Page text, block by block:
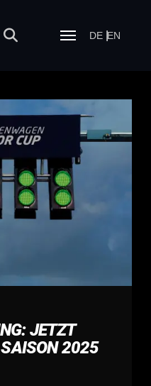
DE EN
JETZT
SAISON 2025